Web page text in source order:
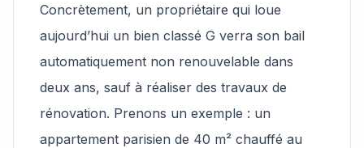
Concrètement, un propriétaire qui loue
aujourd’hui un bien classé G verra son bail
automatiquement non renouvelable dans
deux ans, sauf à réaliser des travaux de
rénovation. Prenons un exemple : un
appartement parisien de 40 m² chauffé au